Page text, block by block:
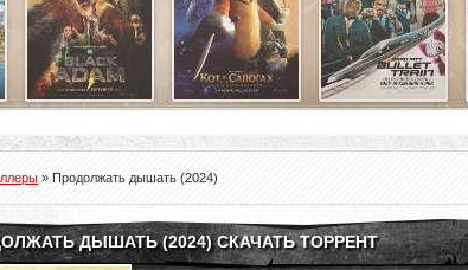
» Продолжать дышать (2024)
ДЫШАТЬ (2024) СКАЧАТЬ ТОРРЕНТ